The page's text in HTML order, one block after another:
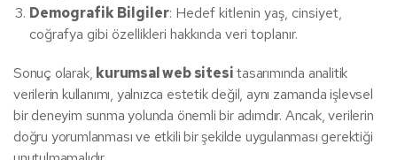
Demografik Bilgiler: Hedef kitlenin yaş, cinsiyet,
coğrafya gibi özellikleri hakkında veri toplanır.
Sonuç olarak, kurumsal web sitesitasarımında analitik
verilerin kullanımı, yalnızca estetik değil, aynı zamanda işlevsel
bir deneyim sunma yolunda önemli bir adımdır. Ancak, verilerin
doğru yorumlanması ve etkili bir şekilde uygulanması gerektiği